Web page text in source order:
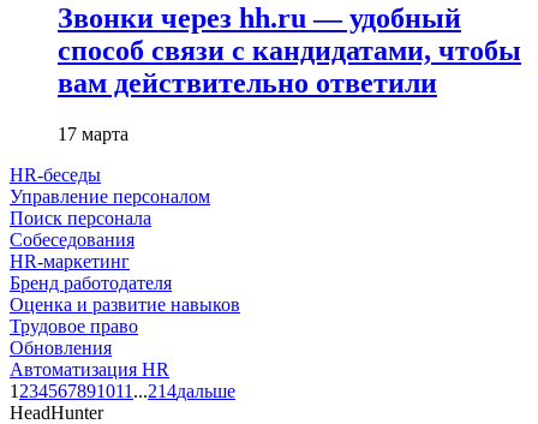
Звонки через hh.ru — удобный
способ связи с кандидатами, чтобы
вам действительно ответили
17 марта
HR-беседы
Управление персоналом
Поиск персонала
Собеседования
HR-маркетинг
Бренд работодателя
Оценка и развитие навыков
Трудовое право
Обновления
Автоматизация HR
1 234567891011 ...214дальше
HeadHunter